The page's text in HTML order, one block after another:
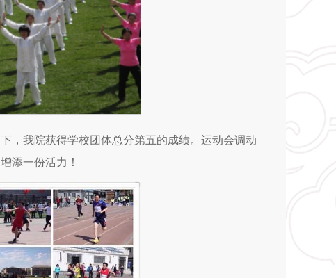
，我院获得学校团体总分第五的成绩。运动会调动
添一份活力！